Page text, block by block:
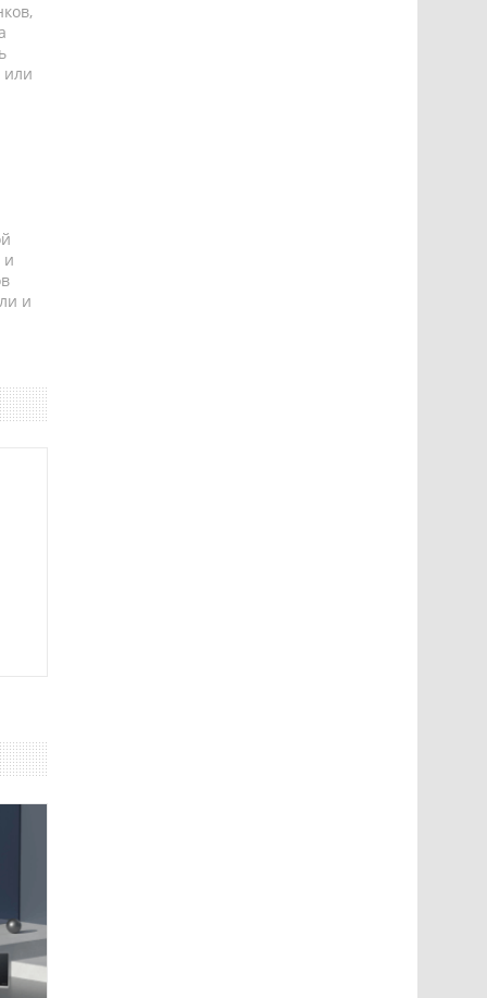
или
и
и